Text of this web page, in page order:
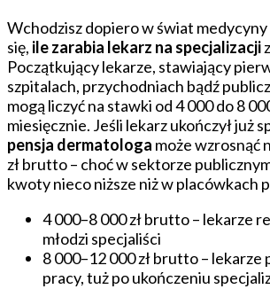
Wchodzisz dopiero w świat medycyny
się, ile zarabia lekarz na specjalizacji
Początkujący lekarze, stawiający
szpitalach, przychodniach bądź
mogą liczyć na stawki od 4 000 do 8
miesięcznie. Jeśli lekarz ukończył już
pensja dermatologa może wzrosnąć
zł brutto – choć w sektorze
kwoty nieco niższe niż w placówkach
4 000–8 000 zł brutto – lekarze
młodzi specjaliści
8 000–12 000 zł brutto – lekarze
pracy, tuż po ukończeniu